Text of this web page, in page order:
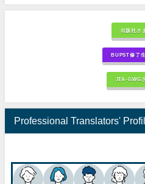
出版社さ
BUPST修了
JTA-GWG
Professional Translators'